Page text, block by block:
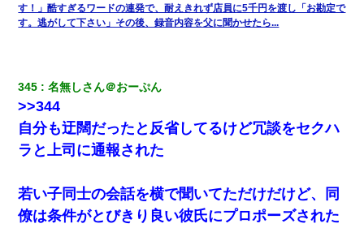
妊娠中に「おいこのブタ女！てめー席譲れ！」と絡まれ腹を殴る
真似された。泣きながら夫に話すと一年後に…
立つし、すぐ見つかるかもしれません』→ 数時間後・・警察『××
さんご存じですか？』
【報告者がキチ】嫁「妊娠した」俺『それじゃあ皆に祝ってもら
おう』友人達を家に連れ帰ってホームパーティー→俺『皆に祝え
「パワハラを受けたから思い切って転職した」とSNSで呟いた
ら、速攻でパワハラかました元上司がLINEを送ってきた。
す！」酷すぎるワードの連発で、耐えきれず店員に5千円を渡し「お勘定で
す。逃がして下さい」その後、録音内容を父に聞かせたら...
345 名無しさん＠おーぷん
>>344
自分も迂闊だったと反省してるけど冗談をセクハ
ラと上司に通報された
若い子同士の会話を横で聞いてただけだけど、同
僚は条件がとびきり良い彼氏にプロポーズされた